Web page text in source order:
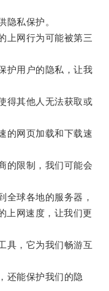
私保护。
网行为可能被第三
用户的隐私，让我
其他人无法获取或
网页加载和下载速
限制，我们可能会
球各地的服务器，
上网速度，让我们更
，它为我们畅游互
能保护我们的隐